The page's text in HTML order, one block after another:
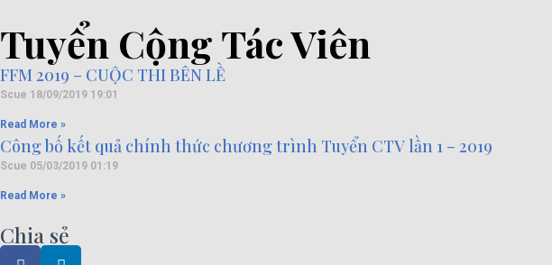
Tuyển Cộng Tác Viên
FFM 2019 – CUỘC THI BÊN LỀ
Scue 18/09/2019 19:01
Read More »
Công bố kết quả chính thức chương trình Tuyển CTV lần 1 – 2019
Scue 05/03/2019 01:19
Read More »
Chia sẻ